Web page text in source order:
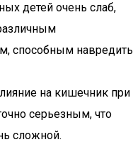
детей очень слаб,
способным навредить
на кишечник при
серьезным, что
сложной.